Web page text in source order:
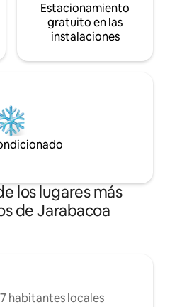
Estacionamiento
gratuito en las
instalaciones
los lugares más
de Jarabacoa
habitantes locales